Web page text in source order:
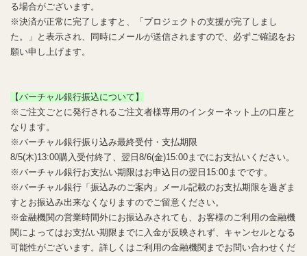
る場合がございます。
※決済が正常に完了しますと、「プロジェクトの支援が完了しまし
た。」と表示され、同時にメールが送信されますので、必ずご確認をお
願い申し上げます。
【バーチャル銀行振込について】
※ご注文ごとに発行されるご注文者様専用のインターネット上の口座と
なります。
※バーチャル銀行振り込み最終受付・支払期限
8/5(木)13:00購入受付終了、翌日8/6(金)15:00までにお支払いください。
※バーチャル銀行お支払い期限はお申込日の翌日15:00までです。
※バーチャル銀行「振込みのご案内」メール記載のお支払期限を過ぎま
すとお振込み出来なくなりますのでご留意ください。
※金融機関の営業時間外にお振込みされても、お客様のご利用の金融機
関によってはお支払い期限までに入金が反映されず、キャンセルとなる
可能性がございます。詳しくはご利用の金融機関までお問い合わせくだ